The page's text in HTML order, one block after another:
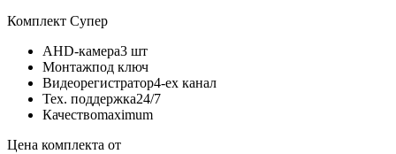
Комплект Супер
AHD-камера3 шт
Монтажпод ключ
Видеорегистратор4-ех канал
Тех. поддержка24/7
Качествоmaximum
Цена комплекта от